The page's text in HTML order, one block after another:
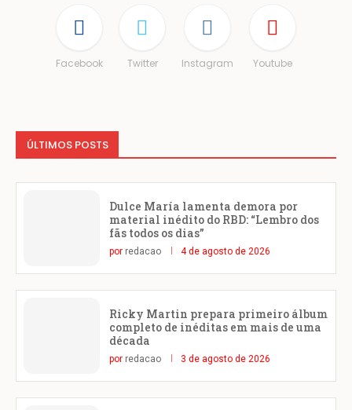
Facebook Twitter Instagram Youtube
ÚLTIMOS POSTS
Dulce María lamenta demora por
material inédito do RBD: “Lembro dos
fãs todos os dias”
por redacao 4 de agosto de 2026
Ricky Martin prepara primeiro álbum
completo de inéditas em mais de uma
década
por redacao 3 de agosto de 2026